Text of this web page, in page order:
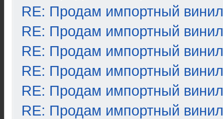
RE: Продам импортный винил
RE: Продам импортный винил
RE: Продам импортный винил
RE: Продам импортный винил
RE: Продам импортный винил
RE: Продам импортный винил